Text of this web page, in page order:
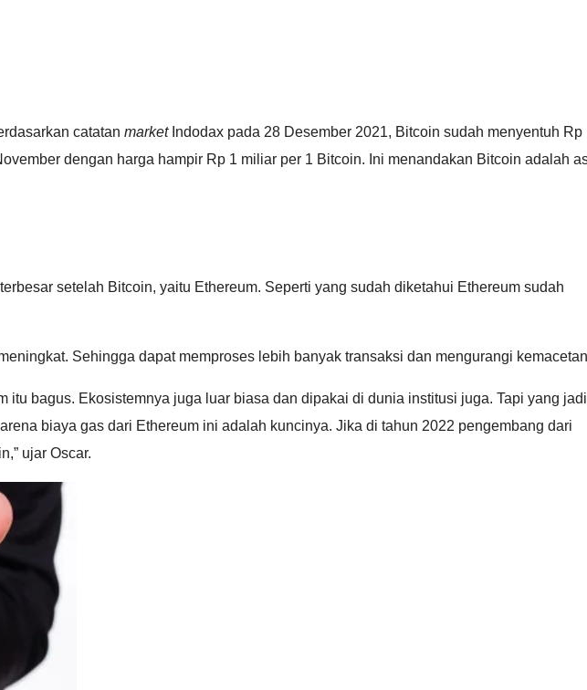
catatan marketIndodax pada 28 Desember 2021, Bitcoin sudah menyentuh Rp
dengan harga hampir Rp 1 miliar per 1 Bitcoin. Ini menandakan Bitcoin adalah
terbesar setelah Bitcoin, yaitu Ethereum. Seperti yang sudah diketahui Ethereum sudah
Sehingga dapat memproses lebih banyak transaksi dan mengurangi
bagus. Ekosistemnya juga luar biasa dan dipakai di dunia institusi juga. Tapi yang jadi
biaya gas dari Ethereum ini adalah kuncinya. Jika di tahun 2022 pengembang dari
ujar Oscar.